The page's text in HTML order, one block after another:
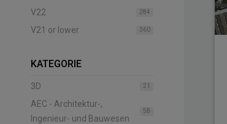
V22 284
V21 or lower 360
KATEGORIE
3D 21
AEC - Architektur-,
Ingenieur- und Bauwesen
58